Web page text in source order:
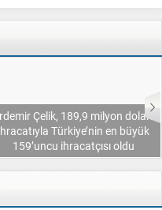
Erdemir, Çelik ve Yaşam Heykel
Yarışması’nı 9’uncu kez düzenledi